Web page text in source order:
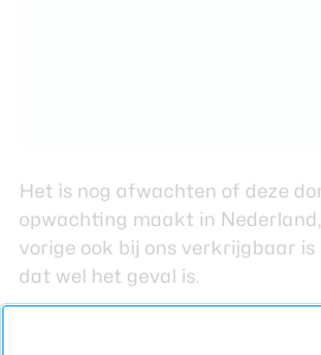
Het is nog afwachten of deze
opwachting maakt in
vorige ook bij ons verkrijgbaar
dat wel het geval is.